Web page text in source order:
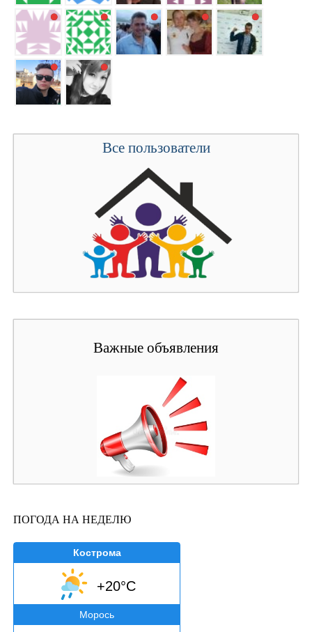
Все пользователи
Важные объявления
ПОГОДА НА НЕДЕЛЮ
Кострома
+20°C
Морось